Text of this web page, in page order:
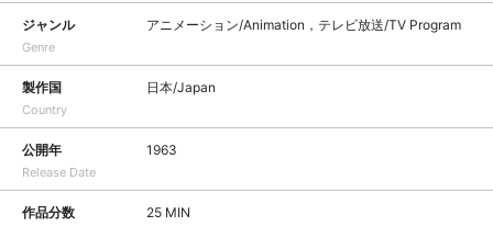
ジャンル
Genre
アニメーション/Animation，テレビ放送/TV Program
製作国
Country
日本/Japan
公開年
Release Date
1963
作品分数 25 MIN